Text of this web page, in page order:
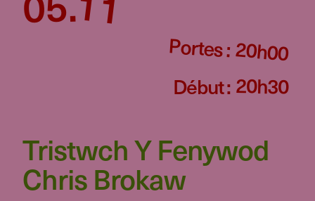
Portes :20h00
Début :20h30
Tristwch Y Fenywod
Chris Brokaw